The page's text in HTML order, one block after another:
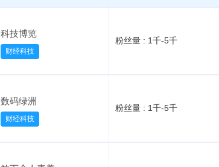
科技博览
财经科技
粉丝量 : 1千-5千
数码绿洲
财经科技
粉丝量 : 1千-5千